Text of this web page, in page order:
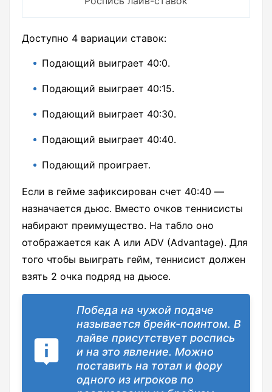
Доступно 4 вариации ставок:
Подающий выиграет 40:0.
Подающий выиграет 40:15.
Подающий выиграет 40:30.
Подающий выиграет 40:40.
Подающий проиграет.
Если в гейме зафиксирован счет 40:40 —
назначается дьюс. Вместо очков теннисисты
набирают преимущество. На табло оно
отображается как A или ADV (Advantage). Для
того чтобы выиграть гейм, теннисист должен
взять 2 очка подряд на дьюсе.
Победа на чужой подаче
называется брейк-поинтом. В
лайве присутствует роспись
и на это явление. Можно
поставить на тотал и фору
одного из игроков по